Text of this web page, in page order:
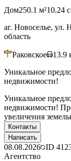
Дом250.1 м²10.24
аг. Новоселье,
область
Раковское 13.9
Уникальное
недвижимости!
Уникальное
недвижимости!
увеличения
Контакты
Написать
08.08.2026 ID
Агентство